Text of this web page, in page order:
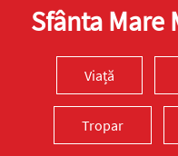
Sfânta Mare
Viață
Tropar